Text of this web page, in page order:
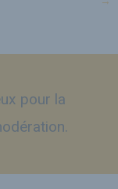
pour la